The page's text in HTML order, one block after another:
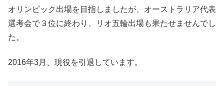
オリンピック出場を目指しましたが、オーストラリア代表
選考会で３位に終わり、リオ五輪出場も果たせませんでし
た。
2016年3月、現役を引退しています。